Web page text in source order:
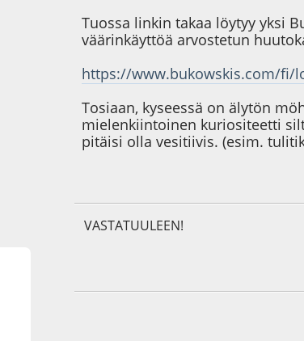
Tuossa linkin takaa löytyy yksi
väärinkäyttöä arvostetun
https://www.bukowskis.com/fi/
Tosiaan, kyseessä on älytön
mielenkiintoinen kuriositeetti
pitäisi olla vesitiivis. (esim.
VASTATUULEEN!